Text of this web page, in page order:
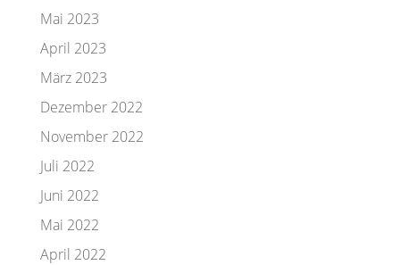
Mai 2023
April 2023
März 2023
Dezember 2022
November 2022
Juli 2022
Juni 2022
Mai 2022
April 2022